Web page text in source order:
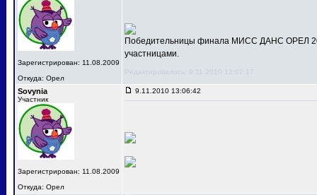
Зарегистрирован: 11.08.2009
Откуда: Орел
Победительницы финала МИСС ДАНС ОРЕЛ
участницами.
Редактировалось: 9.11.2010 13:07:17
Sovynia
Участник
Зарегистрирован: 11.08.2009
Откуда: Орел
9.11.2010 13:06:42